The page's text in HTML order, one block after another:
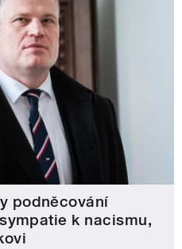
podněcování
k nacismu,